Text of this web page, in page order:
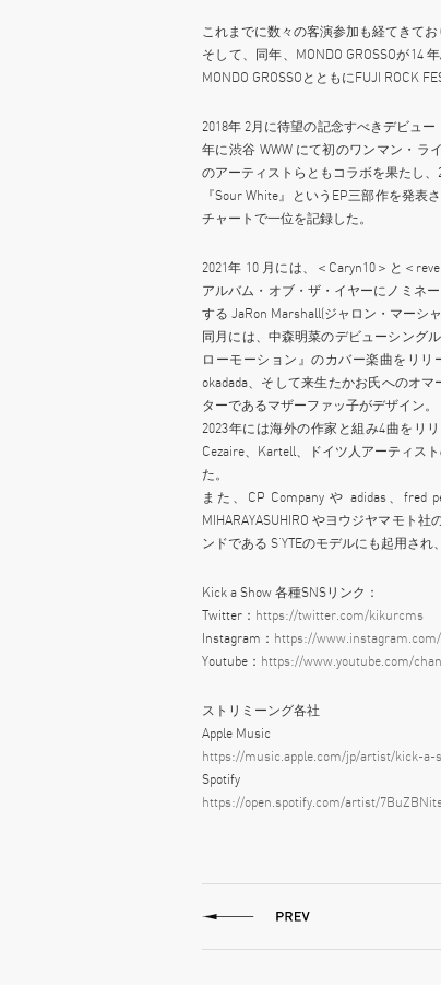
これまでに数々の客演参加も経てきてお
そして、同年、MONDO GROSSOが14
MONDO GROSSOとともにFUJI ROCK
2018年 2月に待望の記念すべきデビュ
年に渋谷 WWW にて初のワンマン・ラ
のアーティストらともコラボを果たし、
『Sour White』というEP三部作を発表
チャートで一位を記録した。
2021年 10 月には、＜Caryn10＞と＜
アルバム・オブ・ザ・イヤーにノミネ
する JaRon Marshall(ジャロン・マーシ
同月には、中森明菜のデビューシング
ローモーション』のカバー楽曲をリ
okadada、そして来生たかお氏へのオ
ターであるマザーファッ子がデザイン。
2023年には海外の作家と組み4曲をリ
Cezaire、Kartell、ドイツ人アーティス
た。
また、CP Company や adidas、
MIHARAYASUHIRO やヨウジヤマモト社
ンドである S’YTEのモデルにも起用さ
Kick a Show 各種SNSリンク：
Twitter： https://twitter.com/kikurcms
Instagram： https://
Youtube： https://www.youtube.com/
ストリミーング各社
Apple Music
https://music.apple.com/jp/artist/kick-a-
Spotify
https://open.spotify.com/artist/